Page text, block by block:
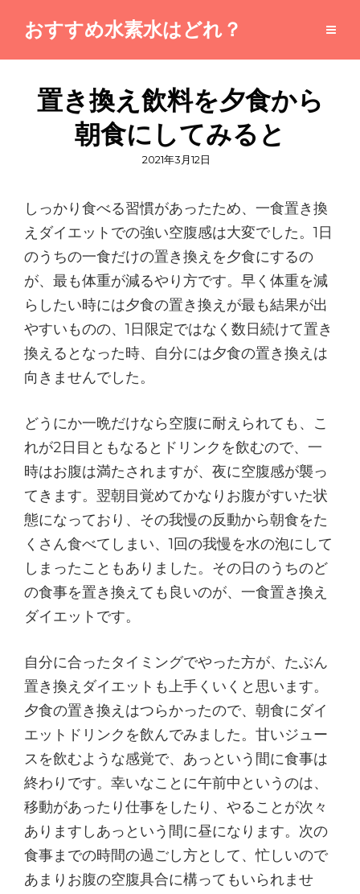
おすすめ水素水はどれ？
置き換え飲料を夕食から
朝食にしてみると
投
2021年3月12日
しっかり食べる習慣があったため、一食置き換
えダイエットでの強い空腹感は大変でした。1日
のうちの一食だけの置き換えを夕食にするの
が、最も体重が減るやり方です。早く体重を減
らしたい時には夕食の置き換えが最も結果が出
やすいものの、1日限定ではなく数日続けて置き
換えるとなった時、自分には夕食の置き換えは
向きませんでした。
どうにか一晩だけなら空腹に耐えられても、こ
れが2日目ともなるとドリンクを飲むので、一
時はお腹は満たされますが、夜に空腹感が襲っ
てきます。翌朝目覚めてかなりお腹がすいた状
態になっており、その我慢の反動から朝食をた
くさん食べてしまい、1回の我慢を水の泡にして
しまったこともありました。その日のうちのど
の食事を置き換えても良いのが、一食置き換え
ダイエットです。
自分に合ったタイミングでやった方が、たぶん
置き換えダイエットも上手くいくと思います。
夕食の置き換えはつらかったので、朝食にダイ
エットドリンクを飲んでみました。甘いジュー
スを飲むような感覚で、あっという間に食事は
終わりです。幸いなことに午前中というのは、
移動があったり仕事をしたり、やることが次々
ありますしあっという間に昼になります。次の
食事までの時間の過ごし方として、忙しいので
あまりお腹の空腹具合に構ってもいられませ